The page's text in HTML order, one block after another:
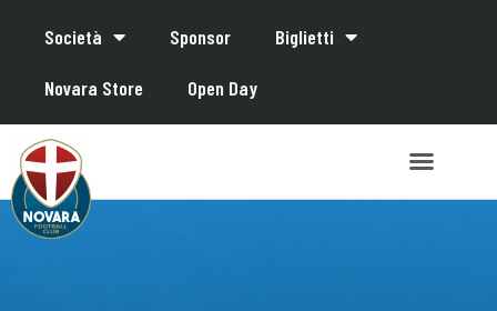
Società Sponsor Biglietti
Novara Store Open Day